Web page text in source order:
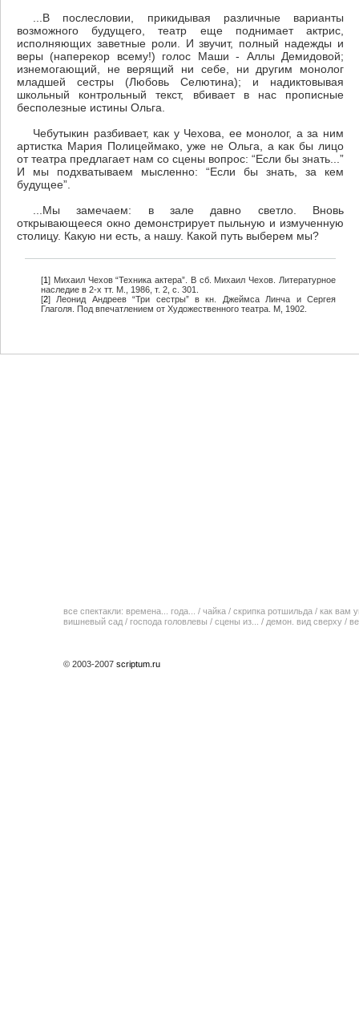
...В послесловии, прикидывая различные варианты
возможного будущего, театр еще поднимает актрис,
исполняющих заветные роли. И звучит, полный надежды и
веры (наперекор всему!) голос Маши - Аллы Демидовой;
изнемогающий, не верящий ни себе, ни другим монолог
младшей сестры (Любовь Селютина); и надиктовывая
школьный контрольный текст, вбивает в нас прописные
бесполезные истины Ольга.
Чебутыкин разбивает, как у Чехова, ее монолог, а за ним
артистка Мария Полицеймако, уже не Ольга, а как бы лицо
от театра предлагает нам со сцены вопрос: “Если бы знать...”
И мы подхватываем мысленно: “Если бы знать, за кем
будущее”.
...Мы замечаем: в зале давно светло. Вновь
открывающееся окно демонстрирует пыльную и измученную
столицу. Какую ни есть, а нашу. Какой путь выберем мы?
[1 ] Михаил Чехов “Техника актера”. В сб. Михаил Чехов. Литературное
наследие в 2-х тт. М., 1986, т. 2, с. 301.
[2] Леонид Андреев “Три сестры” в кн. Джеймса Линча и Сергея
Глаголя. Под впечатлением от Художественного театра. М, 1902.
все спектакли: времена... года... / чайка / скрипка ротшильда / как вам
вишневый сад / господа головлевы / сцены из... / демон. вид сверху /
© 2003-2007 scriptum.ru